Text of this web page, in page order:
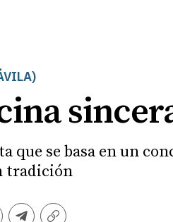
que se basa en un
tradición